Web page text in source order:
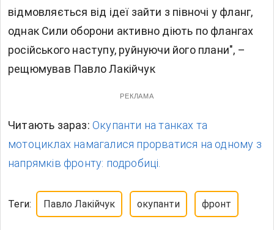
відмовляється від ідеї зайти з півночі у фланг,
однак Сили оборони активно діють по флангах
російського наступу, руйнуючи його плани", –
рещюмував Павло Лакійчук
РЕКЛАМА
Читають зараз: Окупанти на танках та
мотоциклах намагалися прорватися на одному з
напрямків фронту: подробиці.
Теги: Павло Лакійчук окупанти фронт